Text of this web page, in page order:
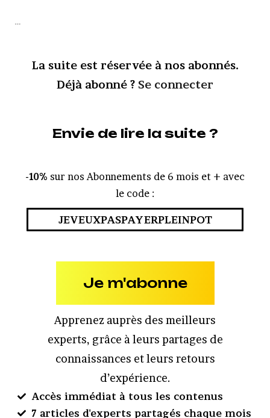
…
La suite est réservée à nos abonnés.
Déjà abonné ? Se connecter
Envie de lire la suite ?
-10% sur nos Abonnements de 6 mois et + avec
le code :
JEVEUXPASPAYERPLEINPOT
Je m'abonne
Apprenez auprès des meilleurs
experts, grâce à leurs partages de
connaissances et leurs retours
d’expérience.
Accès immédiat à tous les contenus
7 articles d'experts partagés chaque mois